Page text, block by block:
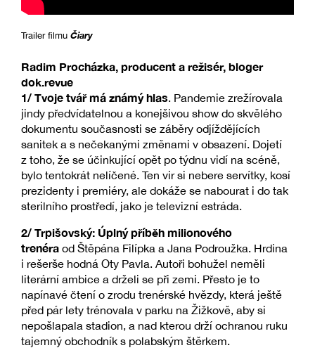
Trailer filmu Čiary
Radim Procházka, producent a režisér, bloger
dok.revue
1/ Tvoje tvář má známý hlas. Pandemie zrežírovala
jindy předvídatelnou a konejšivou show do skvělého
dokumentu současnosti se záběry odjíždějících
sanitek a s nečekanými změnami v obsazení. Dojetí
z toho, že se účinkující opět po týdnu vidí na scéně,
bylo tentokrát nelíčené. Ten vir si nebere servítky, kosí
prezidenty i premiéry, ale dokáže se nabourat i do tak
sterilního prostředí, jako je televizní estráda.
2/ Trpišovský: Úplný příběh milionového
trenéra od Štěpána Filípka a Jana Podroužka. Hrdina
i rešerše hodná Oty Pavla. Autoři bohužel neměli
literární ambice a drželi se při zemi. Přesto je to
napínavé čtení o zrodu trenérské hvězdy, která ještě
před pár lety trénovala v parku na Žižkově, aby si
nepošlapala stadion, a nad kterou drží ochranou ruku
tajemný obchodník s polabským štěrkem.